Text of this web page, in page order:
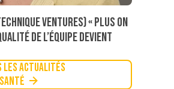
Ventures) « Plus on
de l’équipe devient
les actualités
Santé